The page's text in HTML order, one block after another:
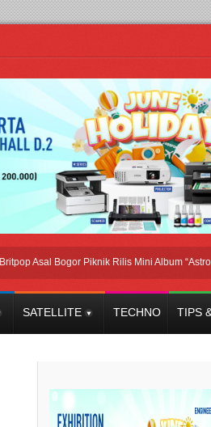
Bogor Piknik Rilis Mini Album “Astrometri”
SATELLITE TECHNO TIPS